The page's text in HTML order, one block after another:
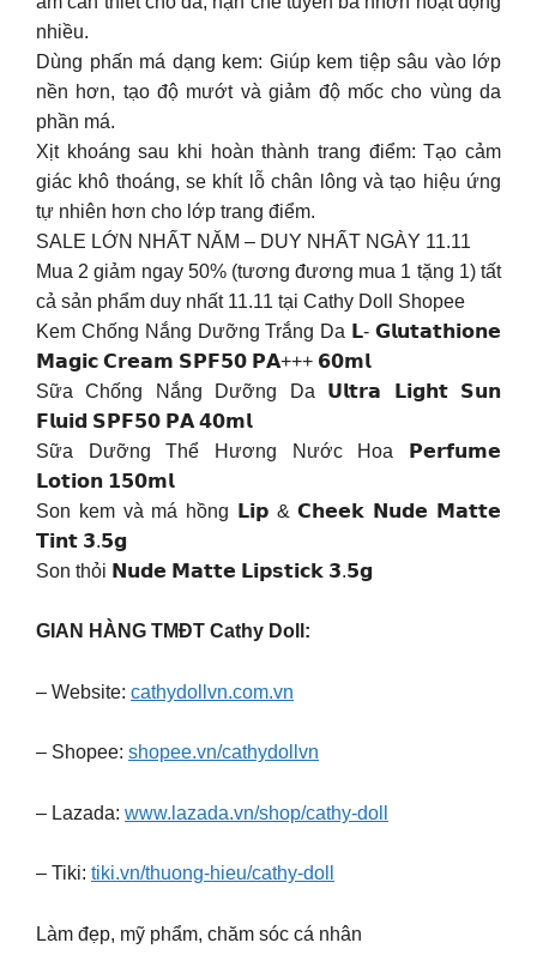
nhiều.
Dùng phấn má dạng kem: Giúp kem tiệp sâu vào lớp
nền hơn, tạo độ mướt và giảm độ mốc cho vùng da
phần má.
Xịt khoáng sau khi hoàn thành trang điểm: Tạo cảm
giác khô thoáng, se khít lỗ chân lông và tạo hiệu ứng
tự nhiên hơn cho lớp trang điểm.
SALE LỚN NHẤT NĂM – DUY NHẤT NGÀY 11.11
Mua 2 giảm ngay 50% (tương đương mua 1 tặng 1) tất
cả sản phẩm duy nhất 11.11 tại Cathy Doll Shopee
Kem Chống Nắng Dưỡng Trắng Da 𝗟- 𝗚𝗹𝘂𝘁𝗮𝘁𝗵𝗶𝗼𝗻𝗲
𝗠𝗮𝗴𝗶𝗰 𝗖𝗿𝗲𝗮𝗺 𝗦𝗣𝗙𝟱𝟬 𝗣𝗔+++ 𝟲𝟬𝗺𝗹
Sữa Chống Nắng Dưỡng Da 𝗨𝗹𝘁𝗿𝗮 𝗟𝗶𝗴𝗵𝘁 𝗦𝘂𝗻
𝗙𝗹𝘂𝗶𝗱 𝗦𝗣𝗙𝟱𝟬 𝗣𝗔 𝟰𝟬𝗺𝗹
Sữa Dưỡng Thể Hương Nước Hoa 𝗣𝗲𝗿𝗳𝘂𝗺𝗲
𝗟𝗼𝘁𝗶𝗼𝗻 𝟭𝟱𝟬𝗺𝗹
Son kem và má hồng 𝗟𝗶𝗽 & 𝗖𝗵𝗲𝗲𝗸 𝗡𝘂𝗱𝗲 𝗠𝗮𝘁𝘁𝗲
𝗧𝗶𝗻𝘁 𝟯.𝟱𝗴
Son thỏi 𝗡𝘂𝗱𝗲 𝗠𝗮𝘁𝘁𝗲 𝗟𝗶𝗽𝘀𝘁𝗶𝗰𝗸 𝟯.𝟱𝗴
GIAN HÀNG TMĐT Cathy Doll:
– Website: cathydollvn.com.vn
– Shopee: shopee.vn/cathydollvn
– Lazada: www.lazada.vn/shop/cathy-doll
– Tiki: tiki.vn/thuong-hieu/cathy-doll
Làm đẹp, mỹ phẩm, chăm sóc cá nhân